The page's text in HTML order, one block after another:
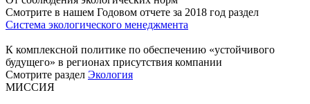
Смотрите в нашем Годовом отчете за 2018 год раздел
Система экологического менеджмента
К комплексной политике по обеспечению «устойчивого
будущего» в регионах присутствия компании
Смотрите раздел Экология
МИССИЯ